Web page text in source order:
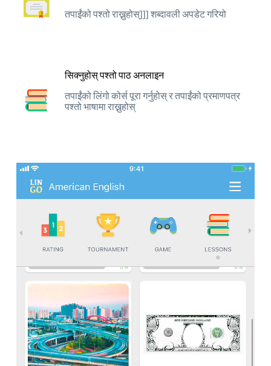
तपाईंको पश्तो राख्नुहोस्]]] शब्दावली अपडेट गरियो
सिक्नुहोस् पश्तो पाठ अनलाइन
तपाईंको लिंगो कोर्स पूरा गर्नुहोस् र तपाईंको प्रमाणपत्र
पश्तो भाषामा राख्नुहोस्